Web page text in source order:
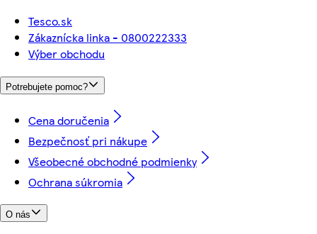
Tesco.sk
Zákaznícka linka - 0800222333
Výber obchodu
Potrebujete pomoc?
Cena doručenia
Bezpečnosť pri nákupe
Všeobecné obchodné podmienky
Ochrana súkromia
O nás